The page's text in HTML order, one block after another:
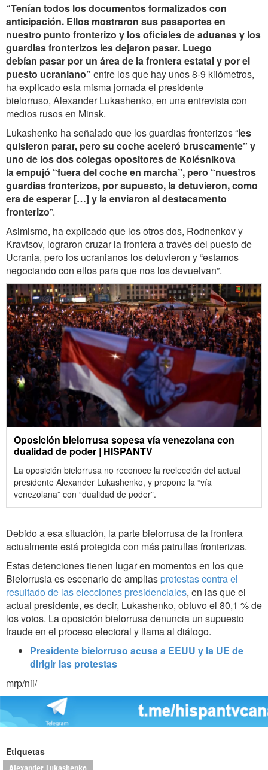
“Tenían todos los documentos formalizados con
anticipación. Ellos mostraron sus pasaportes en
nuestro punto fronterizo y los oficiales de aduanas y los
guardias fronterizos les dejaron pasar. Luego
debían pasar por un área de la frontera estatal y por el
puesto ucraniano” entre los que hay unos 8-9 kilómetros,
ha explicado esta misma jornada el presidente
bielorruso, Alexander Lukashenko, en una entrevista con
medios rusos en Minsk.
Lukashenko ha señalado que los guardias fronterizos “les
quisieron parar, pero su coche aceleró bruscamente” y
uno de los dos colegas opositores de Kolésnikova
la empujó “fuera del coche en marcha”, pero “nuestros
guardias fronterizos, por supuesto, la detuvieron, como
era de esperar […] y la enviaron al destacamento
fronterizo”.
Asimismo, ha explicado que los otros dos, Rodnenkov y
Kravtsov, lograron cruzar la frontera a través del puesto de
Ucrania, pero los ucranianos los detuvieron y “estamos
negociando con ellos para que nos los devuelvan”.
Oposición bielorrusa sopesa vía venezolana con
dualidad de poder | HISPANTV
La oposición bielorrusa no reconoce la reelección del actual
presidente Alexander Lukashenko, y propone la “vía
venezolana” con “dualidad de poder”.
Debido a esa situación, la parte bielorrusa de la frontera
actualmente está protegida con más patrullas fronterizas.
Estas detenciones tienen lugar en momentos en los que
Bielorrusia es escenario de amplias protestas contra el
resultado de las elecciones presidenciales, en las que el
actual presidente, es decir, Lukashenko, obtuvo el 80,1 % de
los votos. La oposición bielorrusa denuncia un supuesto
fraude en el proceso electoral y llama al diálogo.
Presidente bielorruso acusa a EEUU y la UE de
dirigir las protestas
mrp/nii/
Etiquetas
Alexander Lukashenko